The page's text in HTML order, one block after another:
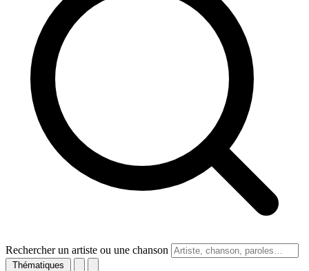
Rechercher un artiste ou une chanson
Thématiques